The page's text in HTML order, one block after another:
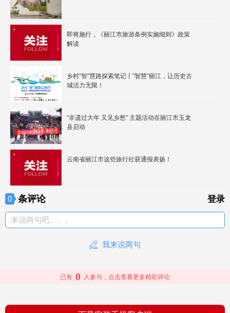
即将施行，《丽江市旅游条例实施细则》政策
解读
乡村“智”慧路探索笔记丨“智慧”丽江，让历史古
城活力无限！
“非遗过大年 又见乡愁” 主题活动在丽江市玉龙
县启动
云南省丽江市这些旅行社获通报表扬！
0 条评论 登录
来说两句吧。。。
我来说两句
已有 0 人参与，点击查看更多精彩评论